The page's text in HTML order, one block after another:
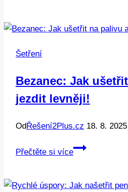
svépomocí:
k
teplejší
Šetření
Bezanec: Jak
jezdit levněji!
OdŘešení2Plus.cz 18. 8. 2025
Přečtěte si více
Bezanec:
na